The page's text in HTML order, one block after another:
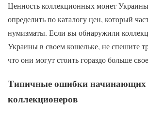
Ценность коллекционных монет
определить по каталогу цен, который
нумизматы. Если вы обнаружили
Украины в своем кошельке, не спешите
что они могут стоить гораздо больше
Типичные ошибки начинающих
коллекционеров